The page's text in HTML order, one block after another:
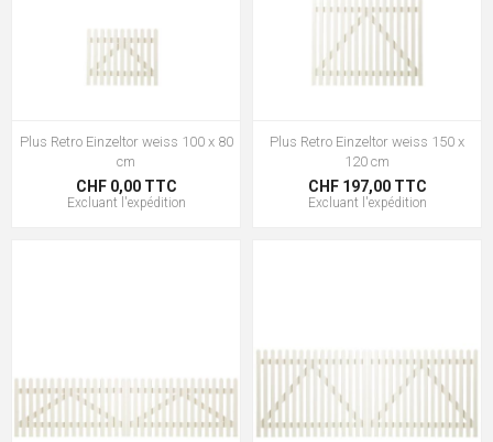
Plus Retro Einzeltor weiss 100 x 80
cm
CHF 0,00 TTC
Excluant l'expédition
Plus Retro Einzeltor weiss 150 x
120 cm
CHF 197,00 TTC
Excluant l'expédition